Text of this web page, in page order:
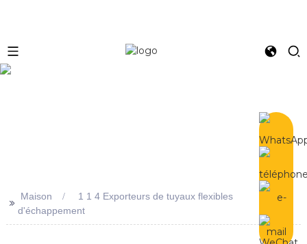
>> Maison
1 1 4 Exporteurs de tuyaux flexibles
d'échappement